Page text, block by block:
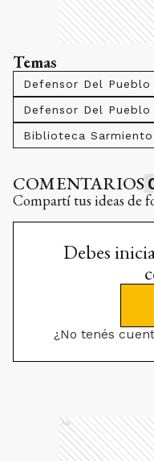
Temas
Defensor Del Pueblo
Defensor Del
Biblioteca
COMENTARIOS
Compartí tus ideas de
Debes
¿No tenés
Ads